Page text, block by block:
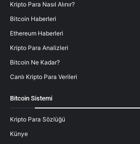
Kripto Para Nasıl Alınır?
Bitcoin Haberleri
Ethereum Haberleri
Kripto Para Analizleri
Bitcoin Ne Kadar?
Canlı Kripto Para Verileri
Bitcoin Sistemi
Kripto Para Sözlüğü
Künye